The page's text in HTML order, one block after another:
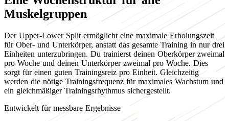
Muskelgruppen
Der Upper-Lower Split ermöglicht eine maximale Erholungszeit
für Ober- und Unterkörper, anstatt das gesamte Training in nur drei
Einheiten unterzubringen. Du trainierst deinen Oberkörper zweimal
pro Woche und deinen Unterkörper zweimal pro Woche. Dies
sorgt für einen guten Trainingsreiz pro Einheit. Gleichzeitig
werden die nötige Trainingsfrequenz für maximales Wachstum und
ein gleichmäßiger Trainingsrhythmus sichergestellt.
Entwickelt für messbare Ergebnisse